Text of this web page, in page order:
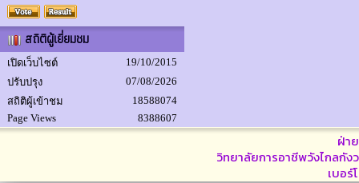
สถิติผู้เยี่ยมชม
เปิดเว็บไซต์
19/10/2015
ปรับปรุง
07/08/2026
สถิติผู้เข้าชม
18588074
Page Views
8388607
ฝ่า
วิทยาลัยการอาชีพวังไกลกัง
เบอ